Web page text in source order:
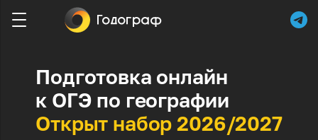
Подготовка онлайн
к ОГЭ по географии
Открыт набор 2026/2027